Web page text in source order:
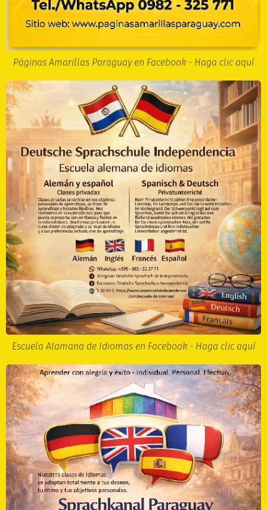
Páginas Amarillas Paraguay en Facebook - Haga clic aquí
Escuela Alamana de Idiomas en Facebook - Haga clic aquí